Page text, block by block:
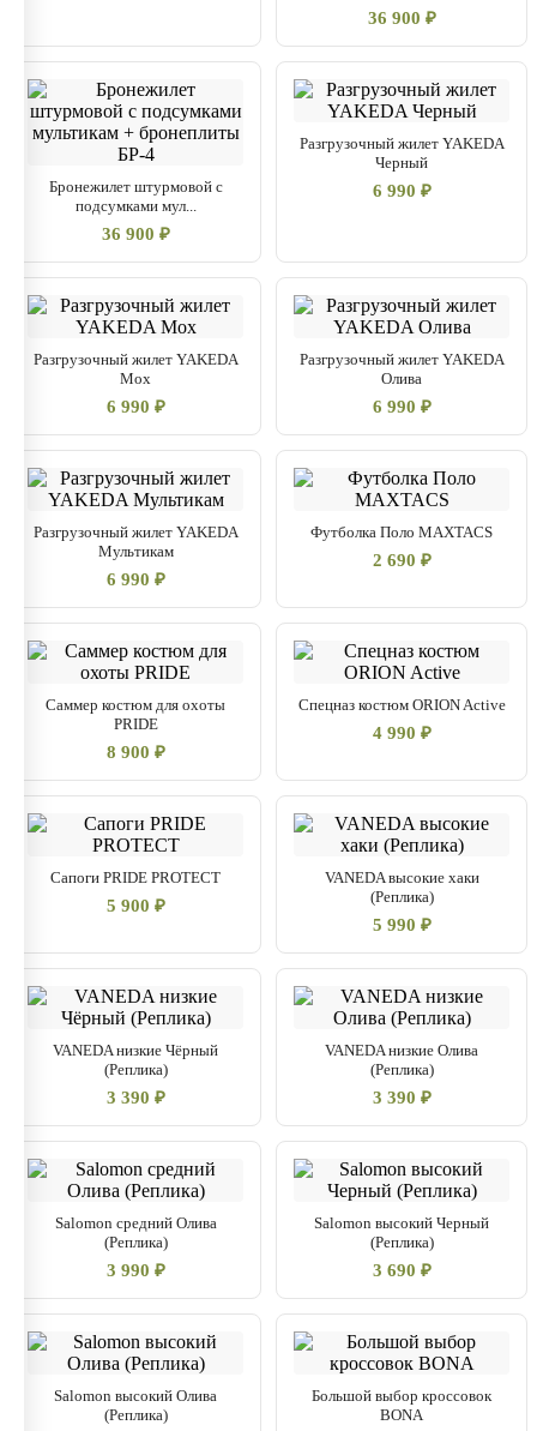
36 900 ₽
Бронежилет штурмовой с
подсумками мул...
36 900 ₽
Разгрузочный жилет YAKEDA
Черный
6 990 ₽
Разгрузочный жилет YAKEDA
Мох
6 990 ₽
Разгрузочный жилет YAKEDA
Олива
6 990 ₽
Разгрузочный жилет YAKEDA
Мультикам
6 990 ₽
Футболка Поло MAXTACS
2 690 ₽
Саммер костюм для охоты
PRIDE
8 900 ₽
Спецназ костюм ORION Active
4 990 ₽
Сапоги PRIDE PROTECT
5 900 ₽
VANEDA высокие хаки
(Реплика)
5 990 ₽
VANEDA низкие Чёрный
(Реплика)
3 390 ₽
VANEDA низкие Олива
(Реплика)
3 390 ₽
Salomon средний Олива
(Реплика)
3 990 ₽
Salomon высокий Черный
(Реплика)
3 690 ₽
Salomon высокий Олива
(Реплика)
Большой выбор кроссовок
BONA